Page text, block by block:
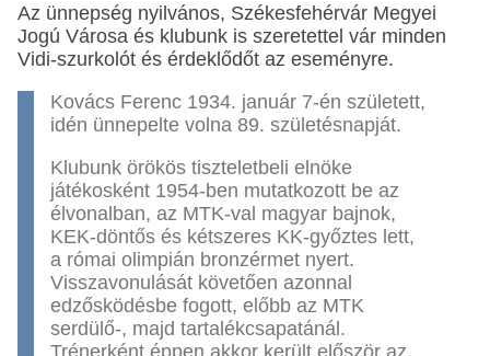
Az ünnepség nyilvános, Székesfehérvár Megyei
Jogú Városa és klubunk is szeretettel vár minden
Vidi-szurkolót és érdeklődőt az eseményre.
Kovács Ferenc 1934. január 7-én született,
idén ünnepelte volna 89. születésnapját.
Klubunk örökös tiszteletbeli elnöke
játékosként 1954-ben mutatkozott be az
élvonalban, az MTK-val magyar bajnok,
KEK-döntős és kétszeres KK-győztes lett,
a római olimpián bronzérmet nyert.
Visszavonulását követően azonnal
edzősködésbe fogott, előbb az MTK
serdülő-, majd tartalékcsapatánál.
Trénerként éppen akkor került először az